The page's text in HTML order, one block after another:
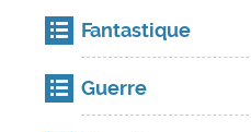
Fantastique
Guerre